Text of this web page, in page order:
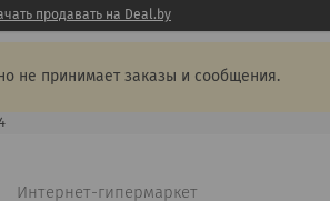
продавать на Deal.by
не принимает заказы и сообщения.
Интернет-гипермаркет